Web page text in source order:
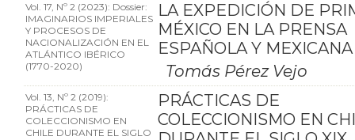
Vol. 17, Nº 2 (2023): Dossier:
IMAGINARIOS IMPERIALES
Y PROCESOS DE
NACIONALIZACIÓN EN EL
ATLÁNTICO IBÉRICO
(1770-2020)
LA EXPEDICIÓN DE
MÉXICO EN LA PRENSA
ESPAÑOLA Y MEXICANA
Tomás Pérez Vejo
Vol. 13, Nº 2 (2019):
PRÁCTICAS DE
COLECCIONISMO EN
CHILE DURANTE EL SIGLO
PRÁCTICAS DE
COLECCIONISMO EN